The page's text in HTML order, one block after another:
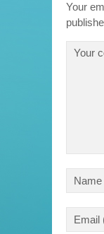
Your